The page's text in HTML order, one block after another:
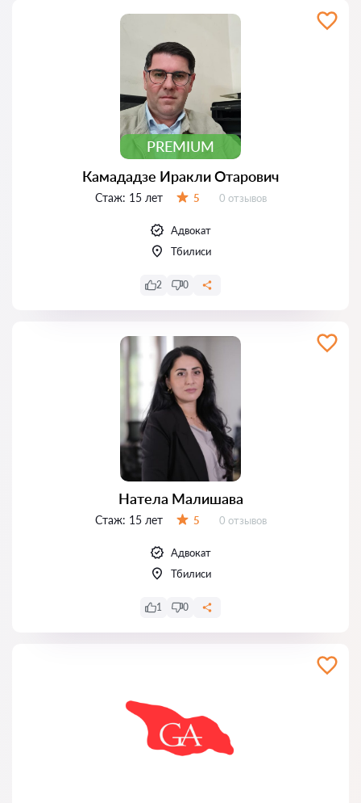
PREMIUM
Камададзе Иракли Отарович
Стаж: 15 лет 5 Отзывов:
0 отзывов
Адвокат
Тбилиси
2 0
Натела Малишава
Стаж: 15 лет 5 Отзывов:
0 отзывов
Адвокат
Тбилиси
1 0